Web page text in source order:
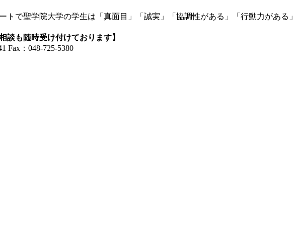
トで聖学院大学の学生は「真面目」「誠実」「協調性がある」「行動力がある
談も随時受け付けております】
Fax：048-725-5380